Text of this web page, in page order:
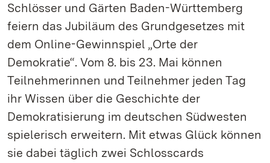
Schlösser und Gärten Baden-Württemberg
feiern das Jubiläum des Grundgesetzes mit
dem Online-Gewinnspiel „Orte der
Demokratie“. Vom 8. bis 23. Mai können
Teilnehmerinnen und Teilnehmer jeden Tag
ihr Wissen über die Geschichte der
Demokratisierung im deutschen Südwesten
spielerisch erweitern. Mit etwas Glück können
sie dabei täglich zwei Schlosscards